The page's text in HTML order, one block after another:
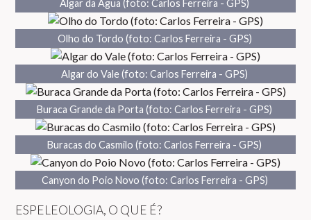
Algar da Água (foto: Carlos Ferreira - GPS)
Olho do Tordo (foto: Carlos Ferreira - GPS)
Algar do Vale (foto: Carlos Ferreira - GPS)
Buraca Grande da Porta (foto: Carlos Ferreira - GPS)
Buracas do Casmilo (foto: Carlos Ferreira - GPS)
Canyon do Poio Novo (foto: Carlos Ferreira - GPS)
ESPELEOLOGIA, O QUE É?